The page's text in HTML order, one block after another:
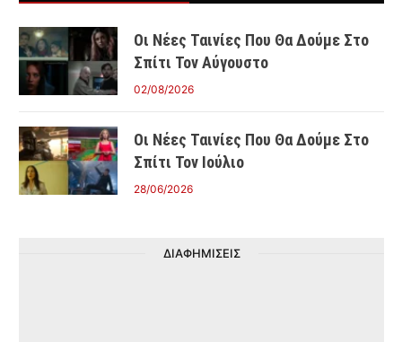
Οι Νέες Ταινίες Που Θα Δούμε Στο
Σπίτι Τον Αύγουστο
02/08/2026
Οι Νέες Ταινίες Που Θα Δούμε Στο
Σπίτι Τον Ιούλιο
28/06/2026
ΔΙΑΦΗΜΙΣΕΙΣ